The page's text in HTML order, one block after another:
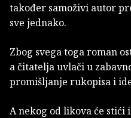
također samoživi autor
sve jednako.
Zbog svega toga roman
a čitatelja uvlači u
promišljanje rukopisa i
A nekog od likova će stići